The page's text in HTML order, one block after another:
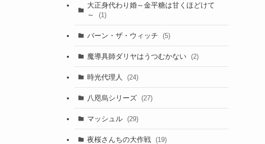
大正身代わり婚～金平糖は甘くほどけて
～
(1)
バーン・ザ・ウィッチ (5)
魔導具師ダリヤはうつむかない (2)
時光代理人 (24)
八咫烏シリーズ (27)
マッシュル (29)
夜桜さんちの大作戦 (19)